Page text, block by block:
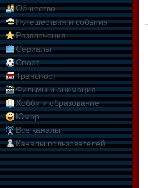
Общество
Путешествия и события
Развлечения
Сериалы
Спорт
Транспорт
Фильмы и анимация
Хобби и образование
Юмор
Все каналы
Каналы пользователей